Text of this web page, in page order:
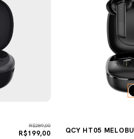
R$289,00
R$199,00 QCY HT05